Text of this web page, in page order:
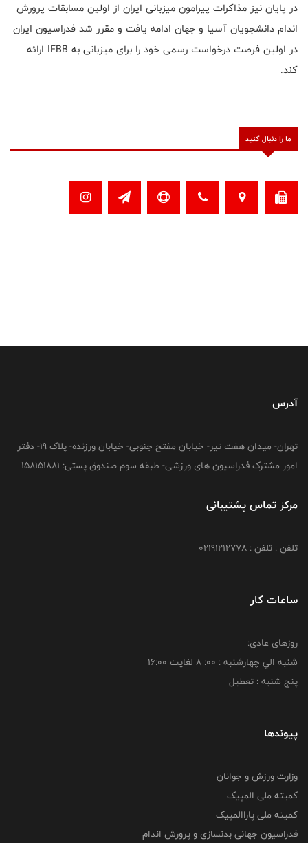
در پایان نیز مذاکرات پیرامون میزبانی ایران از اولین مسابقات پرورش
اندام دانشجویان آسیا و جهان ادامه یافت و مقرر شد فدراسیون ایران
در اولین فرصت درخواست رسمی خود را برای میزبانی به IFBB ارائه
کند.
ما را دنبال کنید
آدرس
تهران- میدان هفت تیر- خیابان مفتح جنوبی- خیابان ورزنده- پلاک 19- دفتر
امور مشترک فدراسیون های ورزشی- طبقه سوم صندوق پستی: 158151881
مرکز تماس پشتیبانی
تلفن : تلفن : 02191212778
ساعات کار
روزهای عادی:
شنبه الي چهارشنبه : 00: 8 لغايت 16:00
پنج شنبه : تعطیل
پیوندها
وزارت ورزش و جوانان
کمیته ملی المپیک
کمیته ملی پاراالمپیک
فدراسیون جهانی بدنسازی و پرورش اندام